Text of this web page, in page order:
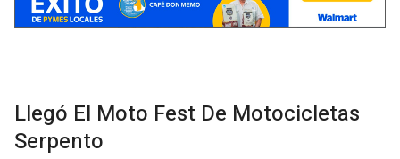
Llegó El Moto Fest De Motocicletas
Serpento